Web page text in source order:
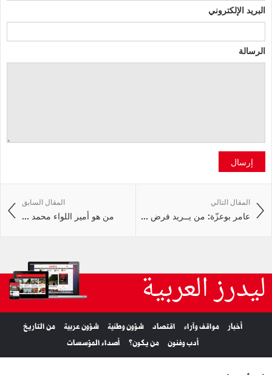
البريد الإلكتروني
الرسالة
إرسال
المقال السابق
من هو أمير اللواء محمد ...
المقال التالي
عامر بوعزّة: من يــريد فرض ...
ليدرز العربية
أخبار مواقف وآراء اقتصاد شؤون وطنية شؤون عربية
من التاريخ
أدب وفنون
من يكون؟ أصداء المؤسسات